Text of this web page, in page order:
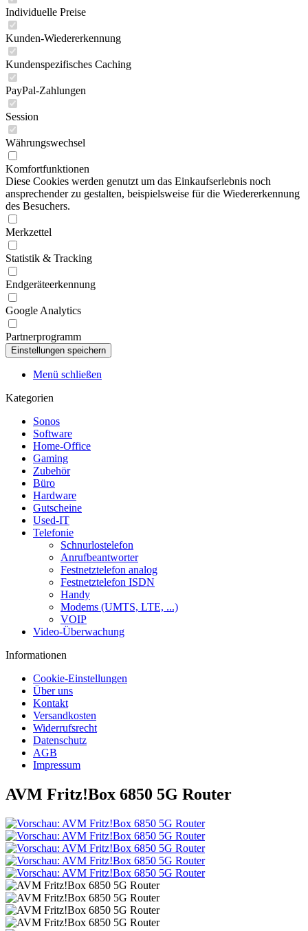
Individuelle Preise
Kunden-Wiedererkennung
Kundenspezifisches Caching
PayPal-Zahlungen
Session
Währungswechsel
Komfortfunktionen
Diese Cookies werden genutzt um das Einkaufserlebnis noch
ansprechender zu gestalten, beispielsweise für die Wiedererkennung
des Besuchers.
Merkzettel
Statistik & Tracking
Endgeräteerkennung
Google Analytics
Partnerprogramm
Menü schließen
Kategorien
Sonos
Software
Home-Office
Gaming
Zubehör
Büro
Hardware
Gutscheine
Used-IT
Telefonie
Schnurlostelefon
Anrufbeantworter
Festnetztelefon analog
Festnetztelefon ISDN
Handy
Modems (UMTS, LTE, ...)
VOIP
Video-Überwachung
Informationen
Cookie-Einstellungen
Über uns
Kontakt
Versandkosten
Widerrufsrecht
Datenschutz
AGB
Impressum
AVM Fritz!Box 6850 5G Router